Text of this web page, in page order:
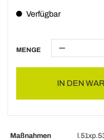
Verfügbar
MENGE
IN DEN
Maßnahmen